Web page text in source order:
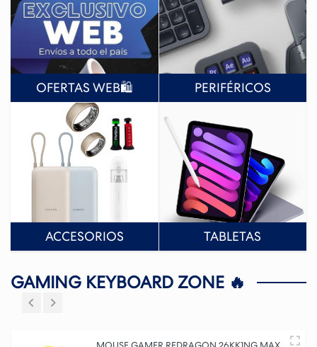
OFERTAS WEB🛍️ PERIFÉRICOS
ACCESORIOS TABLETAS
GAMING KEYBOARD ZONE 🔥
MOUSE GAMER REDRAGON 26KK1NG MAX